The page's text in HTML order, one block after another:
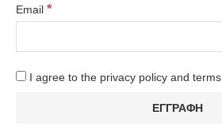
Email *
I agree to the privacy policy and terms.